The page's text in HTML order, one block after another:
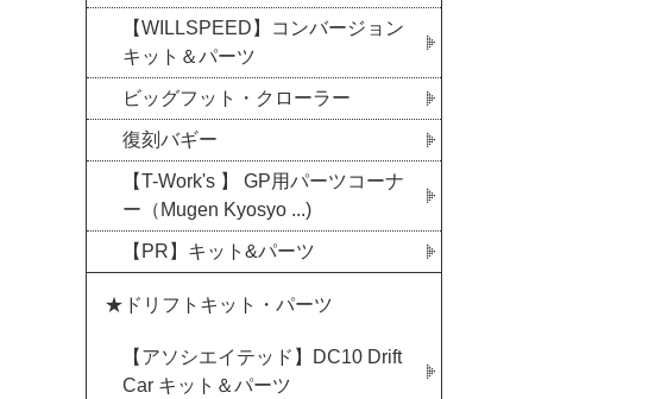
【WILLSPEED】コンバージョン
キット＆パーツ
ビッグフット・クローラー
復刻バギー
【T-Work's 】 GP用パーツコーナ
ー（Mugen Kyosyo ...)
【PR】キット&パーツ
★ドリフトキット・パーツ
【アソシエイテッド】DC10 Drift
Car キット＆パーツ